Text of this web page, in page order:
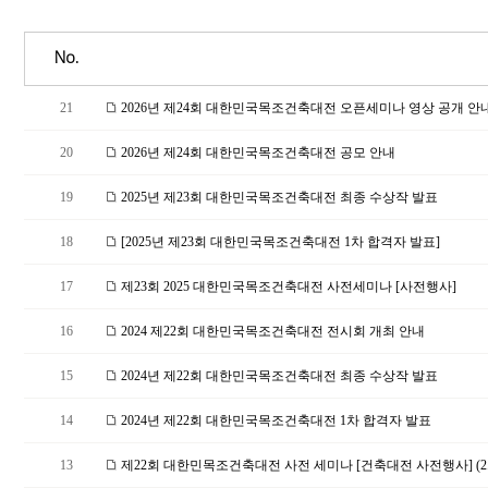
No.
21 2026년 제24회 대한민국목조건축대전 오픈세미나 영상 공개 안
20 2026년 제24회 대한민국목조건축대전 공모 안내
19 2025년 제23회 대한민국목조건축대전 최종 수상작 발표
18 [2025년 제23회 대한민국목조건축대전 1차 합격자 발표]
17 제23회 2025 대한민국목조건축대전 사전세미나 [사전행사]
16 2024 제22회 대한민국목조건축대전 전시회 개최 안내
15 2024년 제22회 대한민국목조건축대전 최종 수상작 발표
14 2024년 제22회 대한민국목조건축대전 1차 합격자 발표
13 제22회 대한민목조건축대전 사전 세미나 [건축대전 사전행사]